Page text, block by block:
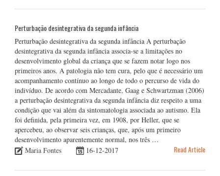
Perturbação desintegrativa da segunda infância
Perturbação desintegrativa da segunda infância A perturbação
desintegrativa da segunda infância associa-se a limitações no
desenvolvimento global da criança que se fazem notar logo nos
primeiros anos. A patologia não tem cura, pelo que é necessário um
acompanhamento contínuo ao longo de todo o percurso de vida do
indivíduo. De acordo com Mercadante, Gaag e Schwartzman (2006)
a perturbação desintegrativa da segunda infância diz respeito a uma
condição que vai além da sintomatologia associada ao autismo. Ela
foi definida, pela primeira vez, em 1908, por Heller, que se
apercebeu, ao observar seis crianças, que, após um primeiro
desenvolvimento aparentemente normal, nos três …
Maria Fontes
16-12-2017 Read Article